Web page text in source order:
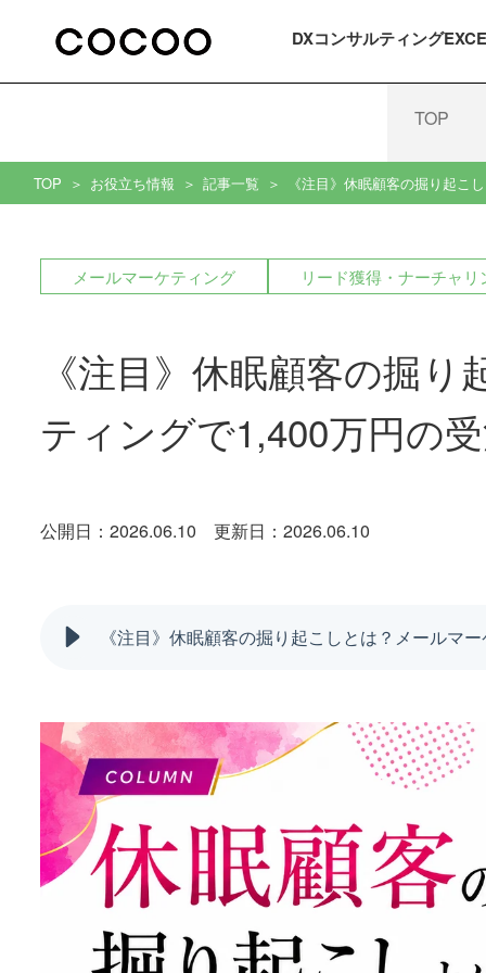
DXコンサルティング
TOP
TOP お役立ち情報 記事一覧 《注目》休眠顧客の掘り起こ
メールマーケティング リード獲得・ナーチャリ
《注目》休眠顧客の掘
ティングで1,400万円の
公開日：2026.06.10 更新日：2026.06.10